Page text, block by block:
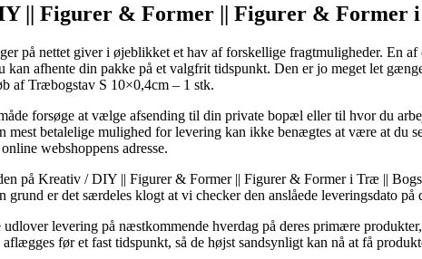
|| Figurer & Former || Figurer & Former
på nettet giver i øjeblikket et hav af forskellige fragtmuligheder. En
kan afhente din pakke på et valgfrit tidspunkt. Den er jo meget let
af Træbogstav S 10×0,4cm – 1 stk.
forsøge at vælge afsending til din private bopæl eller til hvor du
mest betalelige mulighed for levering kan ikke benægtes at være at du
webshoppens adresse.
på Kreativ / DIY || Figurer & Former || Figurer & Former i Træ ||
grund er det særdeles klogt at vi checker den anslåede leveringsdato på
udlover levering på næstkommende hverdag på deres primære
aflægges før et fast tidspunkt, så de højst sandsynligt kan nå at få